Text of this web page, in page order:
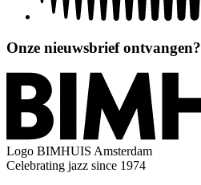
Onze nieuwsbrief ontvangen?
Logo BIMHUIS Amsterdam
Celebrating jazz since 1974